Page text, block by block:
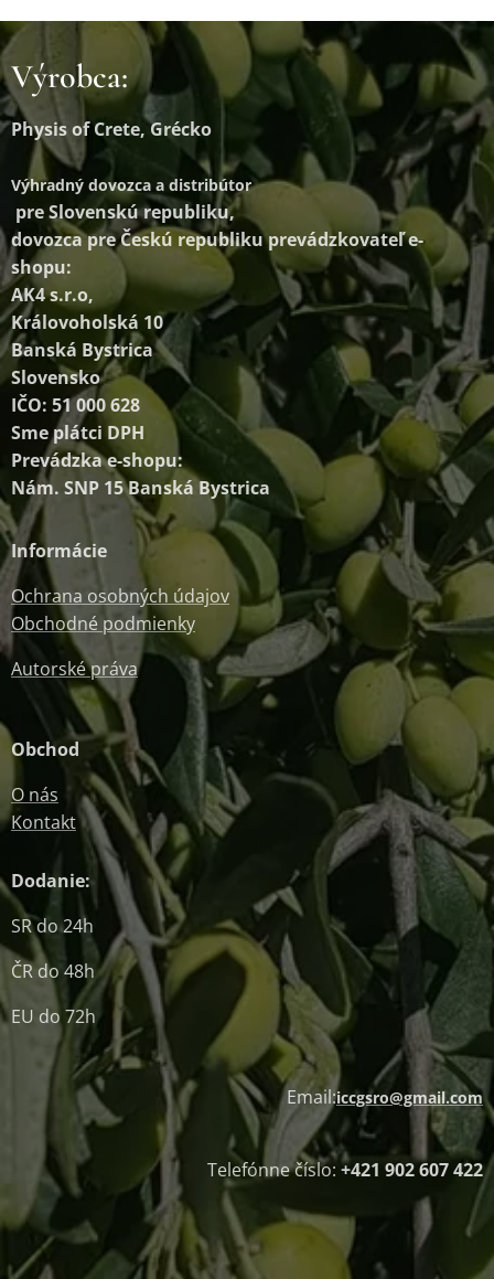
Výrobca:
Physis of Crete, Grécko
Výhradný dovozca a distribútor
pre Slovenskú republiku,
dovozca pre Českú republiku prevádzkovateľ e-
shopu:
AK4 s.r.o,
Královoholská 10
Banská Bystrica
Slovensko
IČO: 51 000 628
Sme plátci DPH
Prevádzka e-shopu:
Nám. SNP 15 Banská Bystrica
Informácie
Ochrana osobných údajov
Obchodné podmienky
Autorské práva
Obchod
O nás
Kontakt
Dodanie:
SR do 24h
ČR do 48h
EU do 72h
Email:iccgsro@gmail.com
Telefónne číslo: +421 902 607 422